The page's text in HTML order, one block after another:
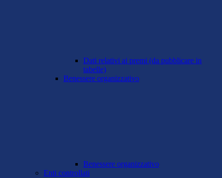
Dati relativi ai premi (da pubblicare in
tabelle)
Benessere organizzativo
Benessere organizzativo
Enti controllati